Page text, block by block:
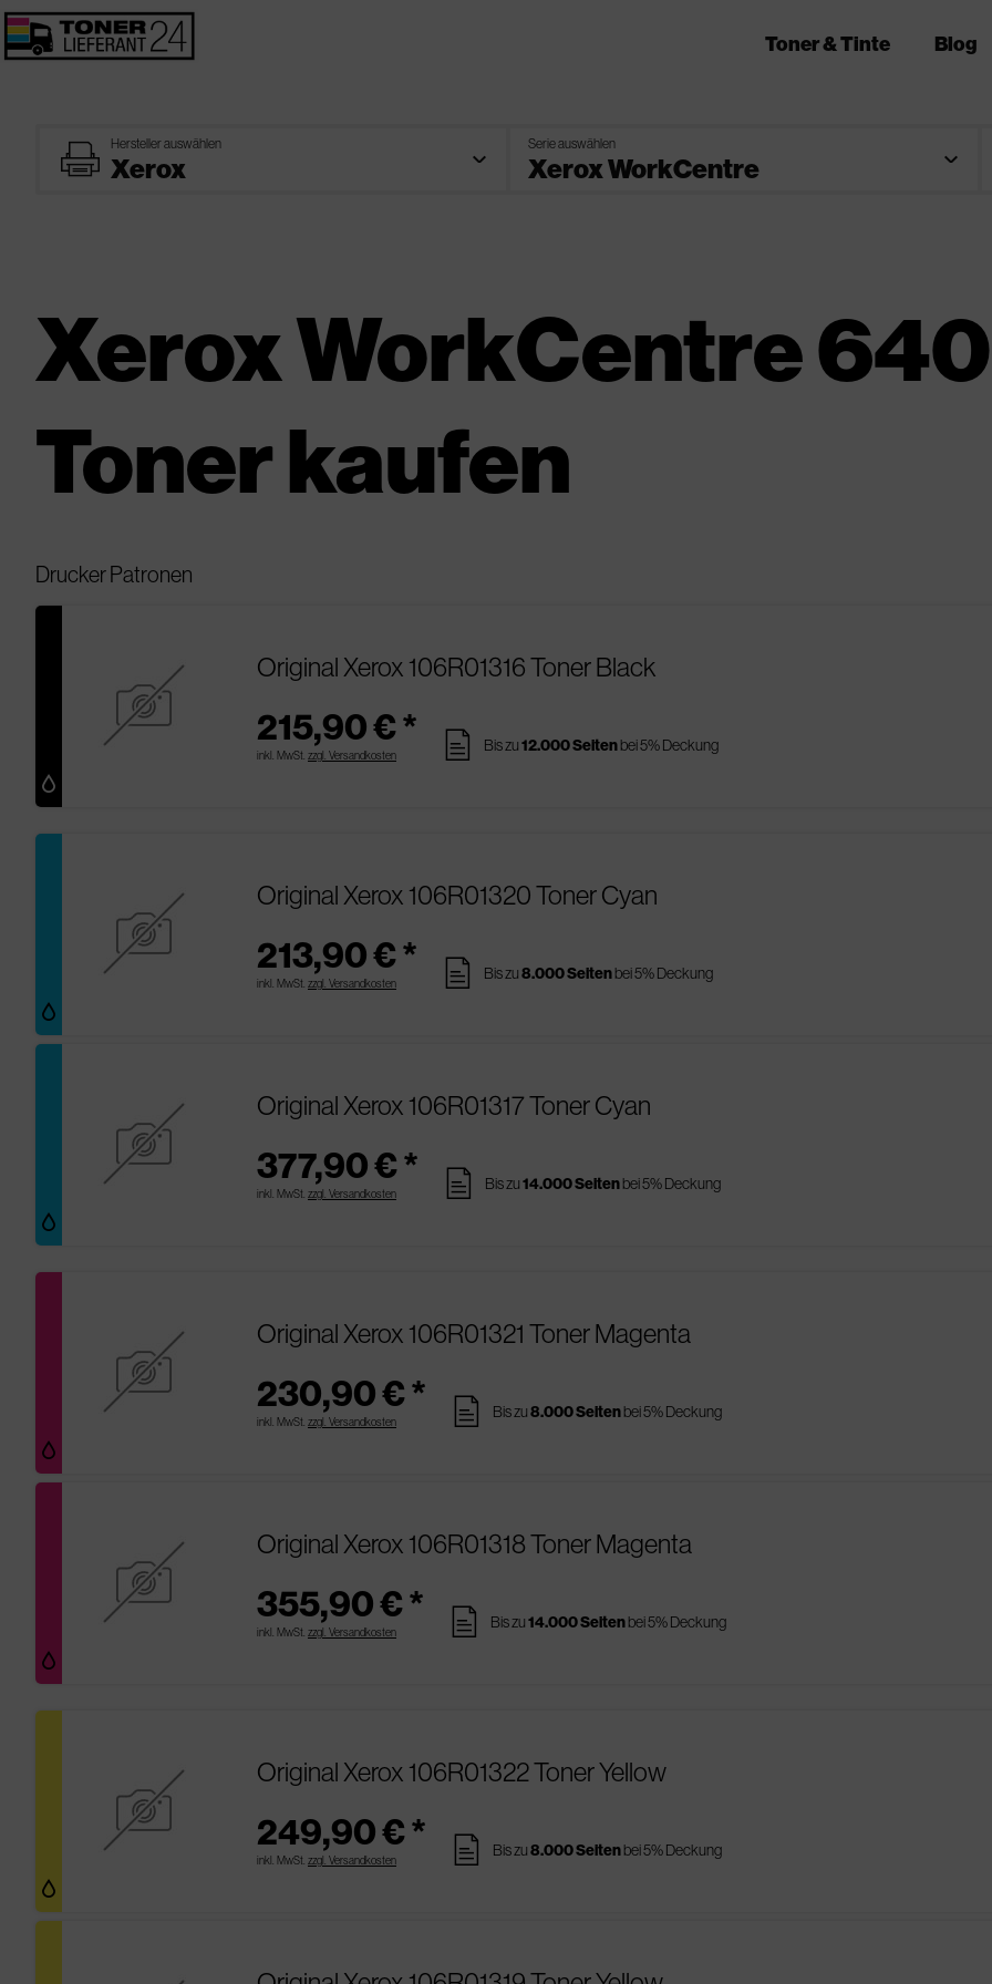
Toner & Tinte Blog
printer Hersteller auswählen Serie auswählen
Xerox WorkCentre
Toner kaufen
Drucker Patronen
Original Xerox 106R01316 Toner Black
215,90 € *
inkl. MwSt. zzgl. Versandkosten pages Bis zu12.000 Seitenbei 5% Deckung
Original Xerox 106R01320 Toner Cyan
213,90 € *
inkl. MwSt. zzgl. Versandkosten pages Bis zu8.000 Seitenbei 5% Deckung
Original Xerox 106R01317 Toner Cyan
377,90 € *
inkl. MwSt. zzgl. Versandkosten pages Bis zu14.000 Seitenbei 5% Deckung
Original Xerox 106R01321 Toner Magenta
230,90 € *
inkl. MwSt. zzgl. Versandkosten pages Bis zu8.000 Seitenbei 5% Deckung
Original Xerox 106R01318 Toner Magenta
355,90 € *
inkl. MwSt. zzgl. Versandkosten pages Bis zu14.000 Seitenbei 5% Deckung
Original Xerox 106R01322 Toner Yellow
249,90 € *
inkl. MwSt. zzgl. Versandkosten pages Bis zu8.000 Seitenbei 5% Deckung